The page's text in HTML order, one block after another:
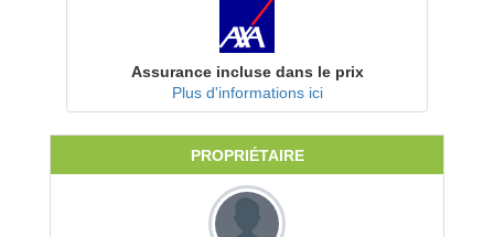
Assurance incluse dans le prix
Plus d'informations ici
PROPRIÉTAIRE